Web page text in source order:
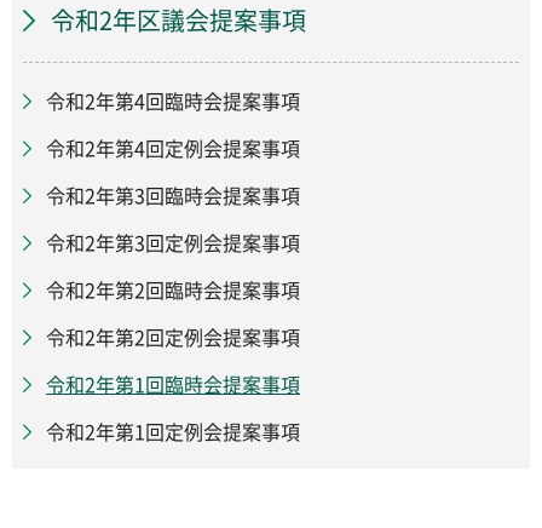
令和2年区議会提案事項
令和2年第4回臨時会提案事項
令和2年第4回定例会提案事項
令和2年第3回臨時会提案事項
令和2年第3回定例会提案事項
令和2年第2回臨時会提案事項
令和2年第2回定例会提案事項
令和2年第1回臨時会提案事項
令和2年第1回定例会提案事項